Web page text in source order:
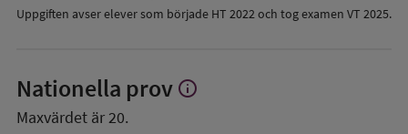
Uppgiften avser elever som började HT 2022 och tog examen VT 2025.
Nationella prov Visa
info
Maxvärdet är 20.